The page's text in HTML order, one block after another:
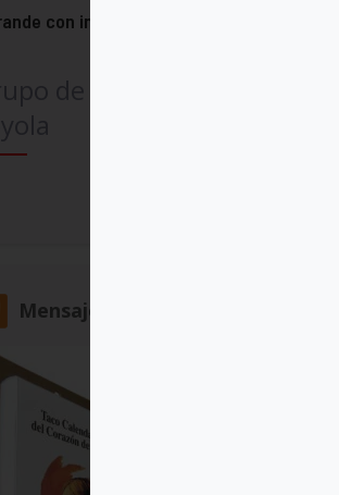
con imán - 2026
Mensajero